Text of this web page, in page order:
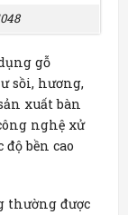
gỗ
sồi, hương,
xuất bàn
nghệ xử
bền cao
thường được